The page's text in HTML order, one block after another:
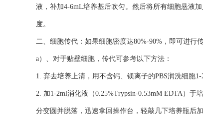
液，补加4-6mL培养基后吹匀。然后将所有细胞悬液
度。
二、细胞传代：如果细胞密度达80%-90%，即可进行传
a）、对于贴壁细胞，传代可参考以下方法：
1. 弃去培养上清，用不含钙、镁离子的PBS润洗细胞1-
2. 加1-2ml消化液（0.25%Trypsin-0.53mM EDTA）
分变圆并脱落，迅速拿回操作台，轻敲几下培养瓶后